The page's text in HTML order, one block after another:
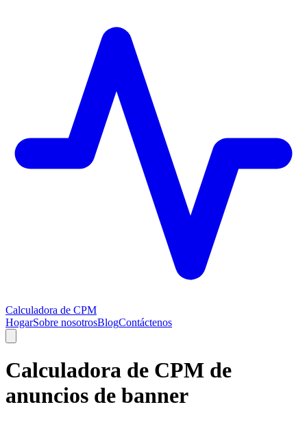
Calculadora de CPM
HogarSobre nosotrosBlogContáctenos
Calculadora de CPM de
anuncios de banner